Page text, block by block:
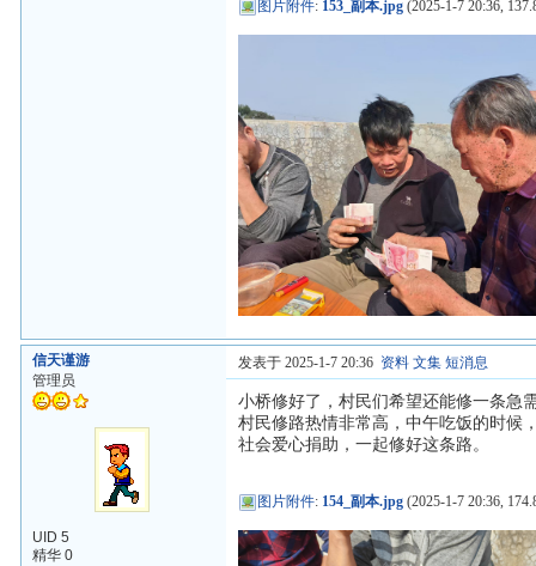
图片附件: 153_副本.jpg (2025-1-7 20:36,
信天谨游
管理员
UID 5
精华 0
发表于 2025-1-7 20:36 资料 文集 短消息
小桥修好了，村民们希望还能修一条急
村民修路热情非常高，中午吃饭的时候
社会爱心捐助，一起修好这条路。
图片附件: 154_副本.jpg (2025-1-7 20:36,